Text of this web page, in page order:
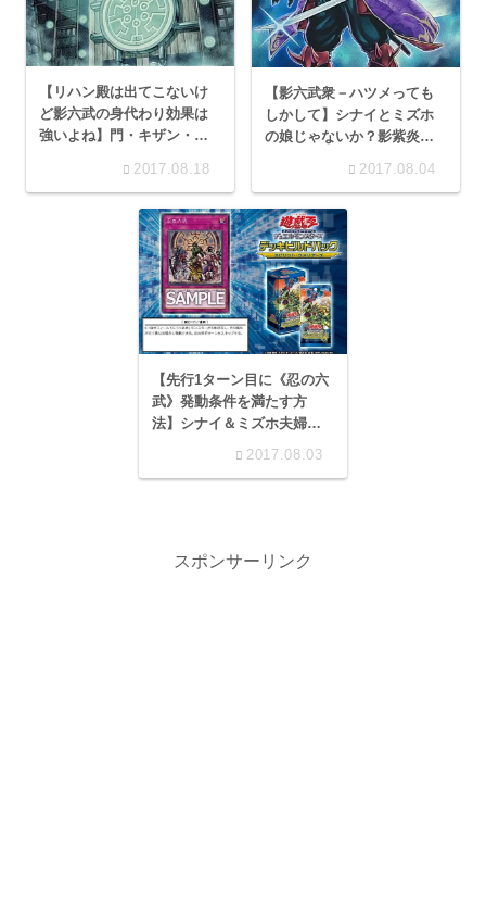
【リハン殿は出てこないけ
ど影六武の身代わり効果は
強いよね】門・キザン・シ
2017.08.18
【影六武衆－ハツメっても
しかして】シナイとミズホ
の娘じゃないか？影紫炎は
2017.08.04
【先行1ターン目に《忍の六
武》発動条件を満たす方
法】シナイ＆ミズホ夫婦大
2017.08.03
スポンサーリンク